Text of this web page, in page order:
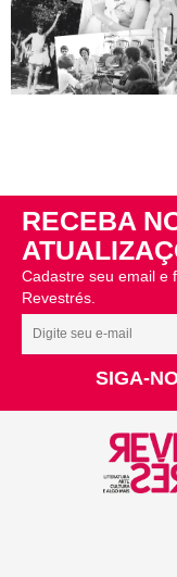
RECEBA
Cadastre seu email e
Revestrés.
SIGA-